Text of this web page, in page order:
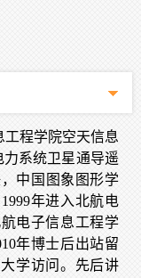
工程学院空天信息
力系统卫星通导遥
，中国图象图形学
年进入北航电
电子信息工程学
年博士后出站留
学访问。先后讲